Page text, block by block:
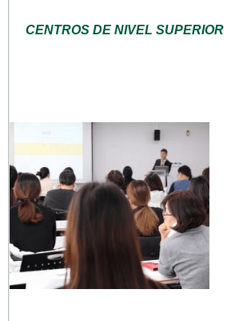
CENTROS DE NIVEL SUPERIOR